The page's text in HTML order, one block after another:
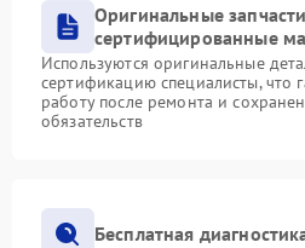
Оригинальные
сертифицированные
Используются оригинальные
сертификацию специалисты, что
работу после ремонта и
обязательств
Бесплатная